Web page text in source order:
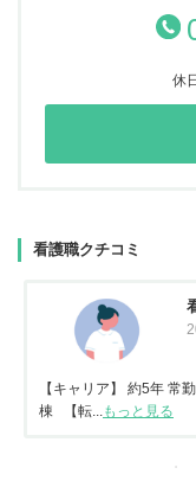
休
看護職クチコミ
【キャリア】 約5年 常
棟 【転...もっと見る